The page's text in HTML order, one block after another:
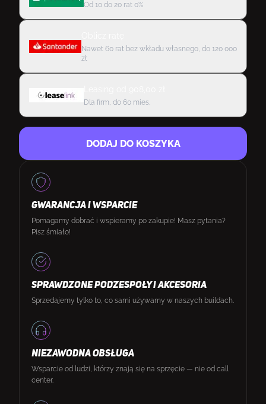
Od 10 do 20 rat 0%
Nawet 60 rat bez wkładu własnego, do 120 000
zł
Dla firm, do 60 mies.
DODAJ DO KOSZYKA
GWARANCJA I WSPARCIE
Pomagamy dobrać i wspieramy po zakupie! Masz pytania?
Pisz śmiało!
SPRAWDZONE PODZESPOŁY I AKCESORIA
Sprzedajemy tylko to, co sami używamy w naszych buildach.
NIEZAWODNA OBSŁUGA
Wsparcie od ludzi, którzy znają się na sprzęcie — nie od call
center.